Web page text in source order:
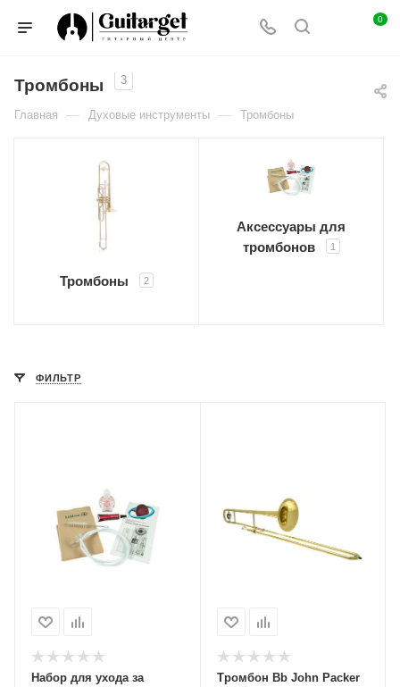
0
Тромбоны 3
Главная — Духовые инструменты — Тромбоны
Тромбоны 2
Аксессуары для
тромбонов
1
ФИЛЬТР
Набор для ухода за
Тромбон Bb John Packer